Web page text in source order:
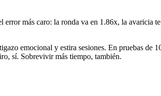
más caro: la ronda va en 1.86x, la avaricia
emocional y estira sesiones. En pruebas de
sí. Sobrevivir más tiempo, también.